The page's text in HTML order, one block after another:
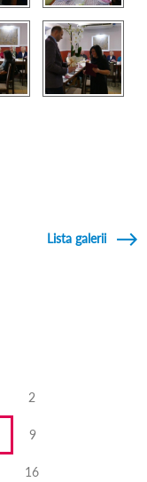
Lista galerii
2
9
16